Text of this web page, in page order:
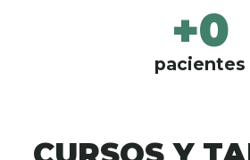
+0
pacientes